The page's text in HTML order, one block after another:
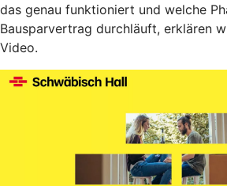
das genau funktioniert und welche
Bausparvertrag durchläuft, erklären
Video.